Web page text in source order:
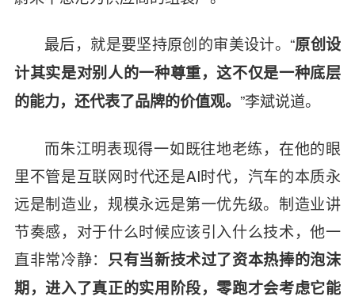
最后，就是要坚持原创的审美设计。“原创设
计其实是对别人的一种尊重，这不仅是一种底层
的能力，还代表了品牌的价值观。 ”李斌说道。
而朱江明表现得一如既往地老练，在他的眼
里不管是互联网时代还是AI时代，汽车的本质永
远是制造业，规模永远是第一优先级。制造业讲
节奏感，对于什么时候应该引入什么技术，他一
直非常冷静： 只有当新技术过了资本热捧的泡沫
期，进入了真正的实用阶段，零跑才会考虑它能